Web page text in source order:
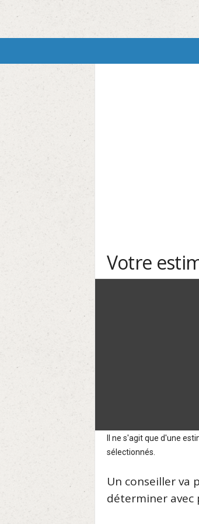
Votre
Il ne s'agit que d'une
sélectionnés.
Un conseiller va
déterminer avec